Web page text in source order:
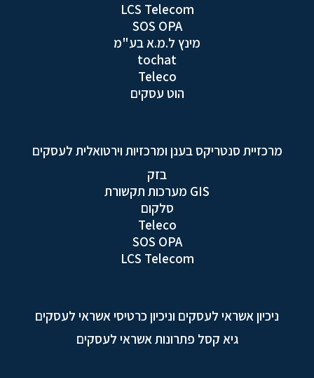
LCS Telecom
SOS OPA
מינץ ל.מ.א בע"מ
tochat
Teleco
הוט עסקים
מרכזיית סנטריקס בענן ומרכזיות וירטואלית לעסקים
בזק
GIS מערכות תקשורת
סלקום
Teleco
SOS OPA
LCS Telecom
ניכיון אשראי לעסקים וניכיון כרטיסי אשראי לעסקים
גיא קסל פתרונות אשראי לעסקים